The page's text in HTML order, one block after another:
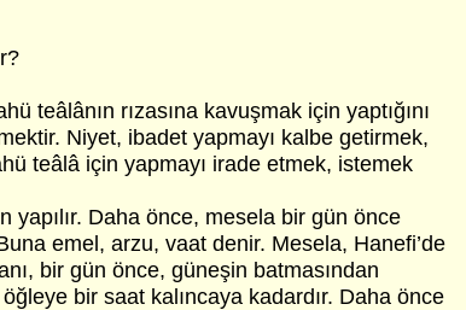
teâlânın rızasına kavuşmak için yaptığını
Niyet, ibadet yapmayı kalbe getirmek,
teâlâ için yapmayı irade etmek, istemek
yapılır. Daha önce, mesela bir gün önce
emel, arzu, vaat denir. Mesela, Hanefi’de
bir gün önce, güneşin batmasından
bir saat kalıncaya kadardır. Daha önce